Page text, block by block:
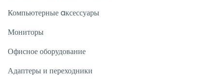
Компьютерные aксессуары
Мониторы
Офисное оборудование
Адаптеры и переходники